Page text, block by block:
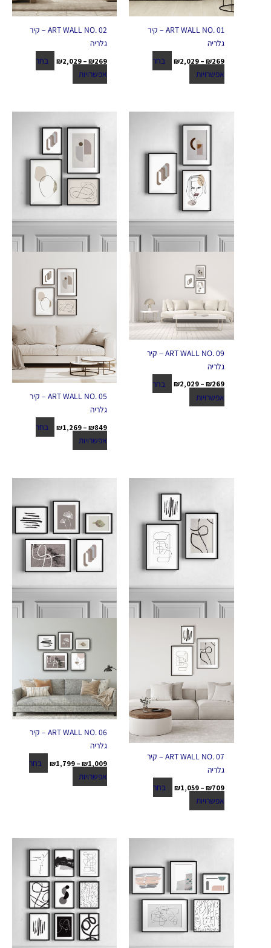
ART WALL NO. 01 – קיר
גלריה
₪269
–
₪2,029
בחר
אפשרויות
ART WALL NO. 02 – קיר
גלריה
₪269
–
₪2,029
בחר
אפשרויות
ART WALL NO. 09 – קיר
גלריה
₪269
–
₪2,029
⁦₪2,029⁩
בחר
אפשרויות
זה
יש
מספר
סוגים.
ניתן
לבחור
את
האפשרויות
בעמוד
המוצר
ART WALL NO. 05 – קיר
גלריה
₪849
–
₪1,269
מחירים:
עד
⁦₪1,269⁩
בחר
אפשרויות
זה
מספר
סוגים.
לבחור
האפשרויות
בעמוד
המוצר
ART WALL NO. 07 – קיר
גלריה
₪709
–
₪1,059
מחירים:
עד
⁦₪1,059⁩
בחר
אפשרויות
יש
מספר
לבחור
האפשרויות
בעמוד
המוצר
ART WALL NO. 06 – קיר
גלריה
₪1,009
–
₪1,799
עד
בחר
אפשרויות
זה
יש
מספר
סוגים.
ניתן
לבחור
האפשרויות
בעמוד
עד
זה
מספר
סוגים.
לבחור
מחירים:
⁦₪809⁩
עד
⁦₪1,429⁩
זה
יש
מספר
סוגים.
ניתן
לבחור
את